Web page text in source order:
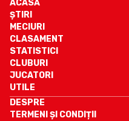
ACASĂ
ȘTIRI
MECIURI
CLASAMENT
STATISTICI
CLUBURI
JUCATORI
UTILE
DESPRE
TERMENI ȘI CONDIȚII